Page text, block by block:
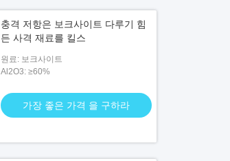
충격 저항은 보크사이트 다루기 힘
든 사격 재료를 킬스
원료: 보크사이트
Al2O3: ≥60%
가장 좋은 가격 을 구하라